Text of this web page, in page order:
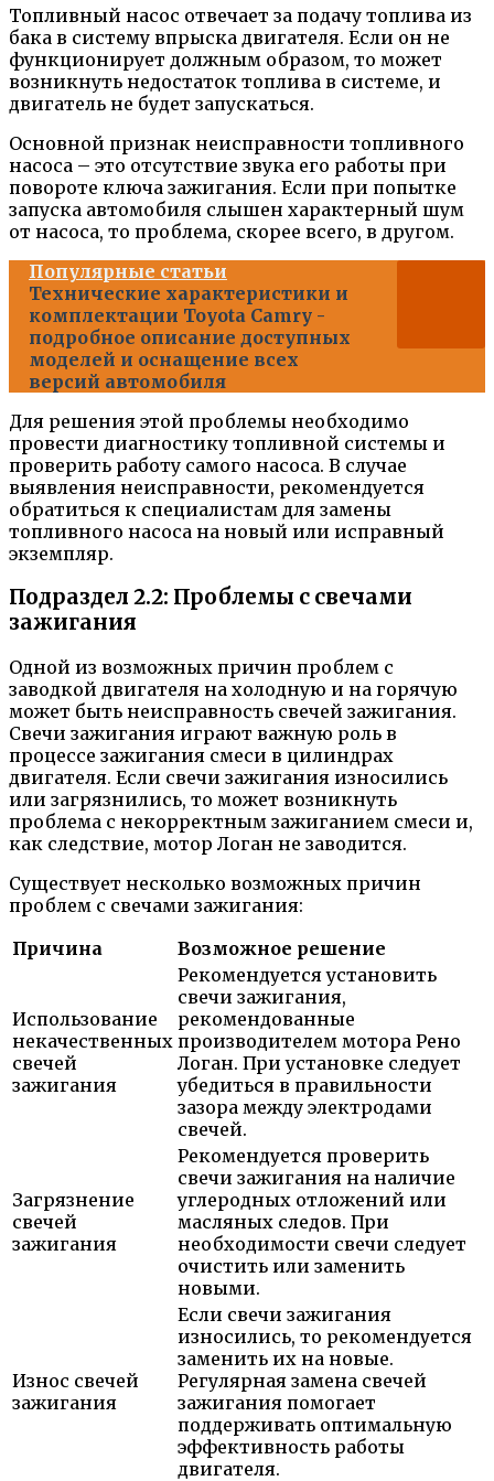
Топливный насос отвечает за подачу топлива из
бака в систему впрыска двигателя. Если он не
функционирует должным образом, то может
возникнуть недостаток топлива в системе, и
двигатель не будет запускаться.
Основной признак неисправности топливного
насоса – это отсутствие звука его работы при
повороте ключа зажигания. Если при попытке
запуска автомобиля слышен характерный шум
от насоса, то проблема, скорее всего, в другом.
Популярные статьи
Технические характеристики и
комплектации Toyota Camry -
подробное описание доступных
моделей и оснащение всех
версий автомобиля
Для решения этой проблемы необходимо
провести диагностику топливной системы и
проверить работу самого насоса. В случае
выявления неисправности, рекомендуется
обратиться к специалистам для замены
топливного насоса на новый или исправный
экземпляр.
Подраздел 2.2: Проблемы с свечами
зажигания
Одной из возможных причин проблем с
заводкой двигателя на холодную и на горячую
может быть неисправность свечей зажигания.
Свечи зажигания играют важную роль в
процессе зажигания смеси в цилиндрах
двигателя. Если свечи зажигания износились
или загрязнились, то может возникнуть
проблема с некорректным зажиганием смеси и,
как следствие, мотор Логан не заводится.
Существует несколько возможных причин
проблем с свечами зажигания:
Причина
Возможное решение
Использование
некачественных
свечей
зажигания
Рекомендуется установить
свечи зажигания,
рекомендованные
производителем мотора Рено
Логан. При установке следует
убедиться в правильности
зазора между электродами
свечей.
Загрязнение
свечей
зажигания
Рекомендуется проверить
свечи зажигания на наличие
углеродных отложений или
масляных следов. При
необходимости свечи следует
очистить или заменить
новыми.
Износ свечей
зажигания
Если свечи зажигания
износились, то рекомендуется
заменить их на новые.
Регулярная замена свечей
зажигания помогает
поддерживать оптимальную
эффективность работы
двигателя.